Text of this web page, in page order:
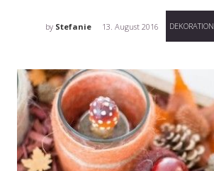
by Stefanie 13. August 2016 DEKORATION